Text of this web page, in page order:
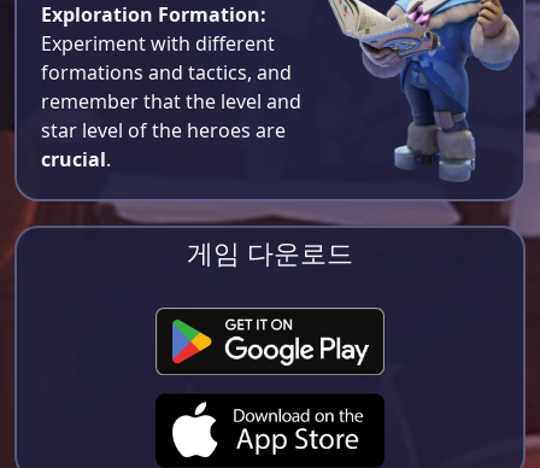
Exploration Formation:
Experiment with different
formations and tactics, and
remember that the level and
star level of the heroes are
crucial.
게임 다운로드